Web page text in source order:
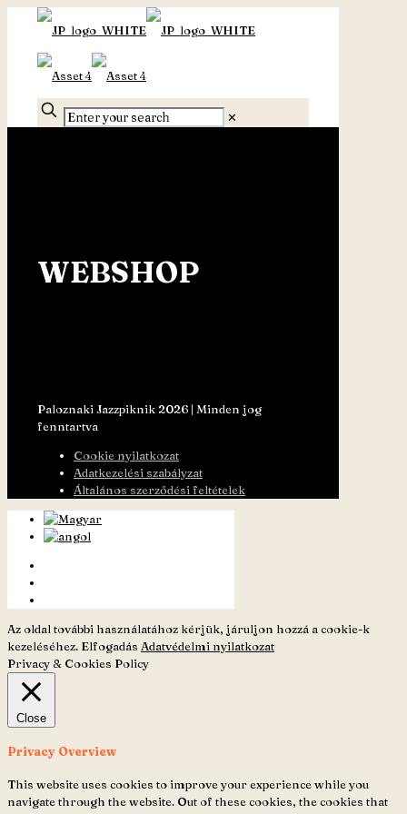
✕
WEBSHOP
Paloznaki Jazzpiknik 2026 | Minden jog
fenntartva
Cookie nyilatkozat
Adatkezelési szabályzat
Általános szerződési feltételek
Az oldal további használatához kérjük, járuljon hozzá a cookie-k
kezeléséhez. Elfogadás Adatvédelmi nyilatkozat
Privacy & Cookies Policy
Close
Privacy Overview
This website uses cookies to improve your experience while you
navigate through the website. Out of these cookies, the cookies that